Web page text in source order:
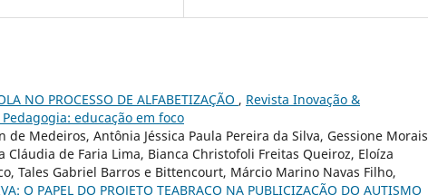
NO PROCESSO DE ALFABETIZAÇÃO , Revista Inovação &
educação em foco
Medeiros, Antônia Jéssica Paula Pereira da Silva, Gessione Morais
Cláudia de Faria Lima, Bianca Christofoli Freitas Queiroz, Eloíza
Tales Gabriel Barros e Bittencourt, Márcio Marino Navas Filho,
O PAPEL DO PROJETO TEABRAÇO NA PUBLICIZAÇÃO DO AUTISMO